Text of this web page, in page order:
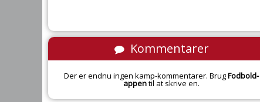
Kommentarer
Der er endnu ingen kamp-kommentarer. BrugFodbold-
appentil at skrive en.